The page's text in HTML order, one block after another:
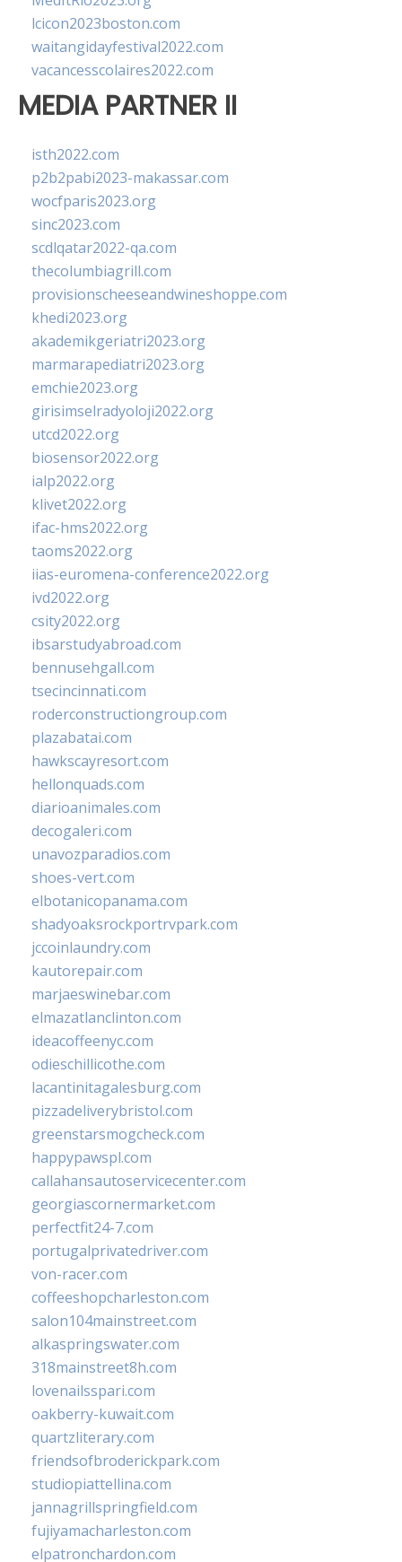
lcicon2023boston.com
waitangidayfestival2022.com
vacancesscolaires2022.com
MEDIA PARTNER II
isth2022.com
p2b2pabi2023-makassar.com
wocfparis2023.org
sinc2023.com
scdlqatar2022-qa.com
thecolumbiagrill.com
provisionscheeseandwineshoppe.com
khedi2023.org
akademikgeriatri2023.org
marmarapediatri2023.org
emchie2023.org
girisimselradyoloji2022.org
utcd2022.org
biosensor2022.org
ialp2022.org
klivet2022.org
ifac-hms2022.org
taoms2022.org
iias-euromena-conference2022.org
ivd2022.org
csity2022.org
ibsarstudyabroad.com
bennusehgall.com
tsecincinnati.com
roderconstructiongroup.com
plazabatai.com
hawkscayresort.com
hellonquads.com
diarioanimales.com
decogaleri.com
unavozparadios.com
shoes-vert.com
elbotanicopanama.com
shadyoaksrockportrvpark.com
jccoinlaundry.com
kautorepair.com
marjaeswinebar.com
elmazatlanclinton.com
ideacoffeenyc.com
odieschillicothe.com
lacantinitagalesburg.com
pizzadeliverybristol.com
greenstarsmogcheck.com
happypawspl.com
callahansautoservicecenter.com
georgiascornermarket.com
perfectfit24-7.com
portugalprivatedriver.com
von-racer.com
coffeeshopcharleston.com
salon104mainstreet.com
alkaspringswater.com
318mainstreet8h.com
lovenailsspari.com
oakberry-kuwait.com
quartzliterary.com
friendsofbroderickpark.com
studiopiattellina.com
jannagrillspringfield.com
fujiyamacharleston.com
elpatronchardon.com